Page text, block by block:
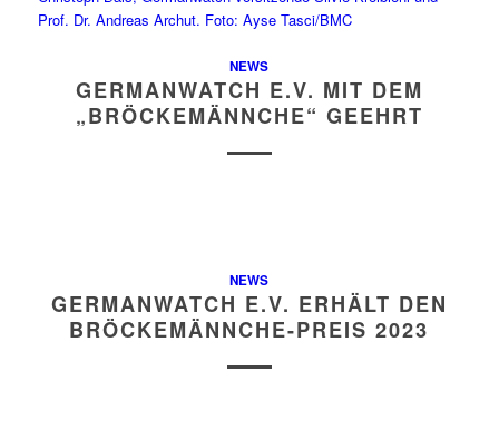
NEWS
GERMANWATCH E.V. MIT DEM
„BRÖCKEMÄNNCHE“ GEEHRT
NEWS
GERMANWATCH E.V. ERHÄLT DEN
BRÖCKEMÄNNCHE-PREIS 2023